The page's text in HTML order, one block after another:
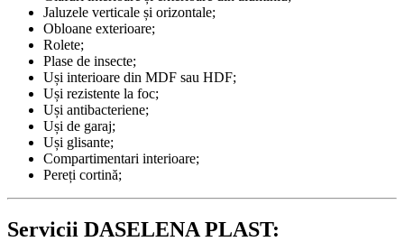
Jaluzele verticale și orizontale;
Obloane exterioare;
Rolete;
Plase de insecte;
Uși interioare din MDF sau HDF;
Uși rezistente la foc;
Uși antibacteriene;
Uși de garaj;
Uși glisante;
Compartimentari interioare;
Pereți cortină;
Servicii DASELENA PLAST: